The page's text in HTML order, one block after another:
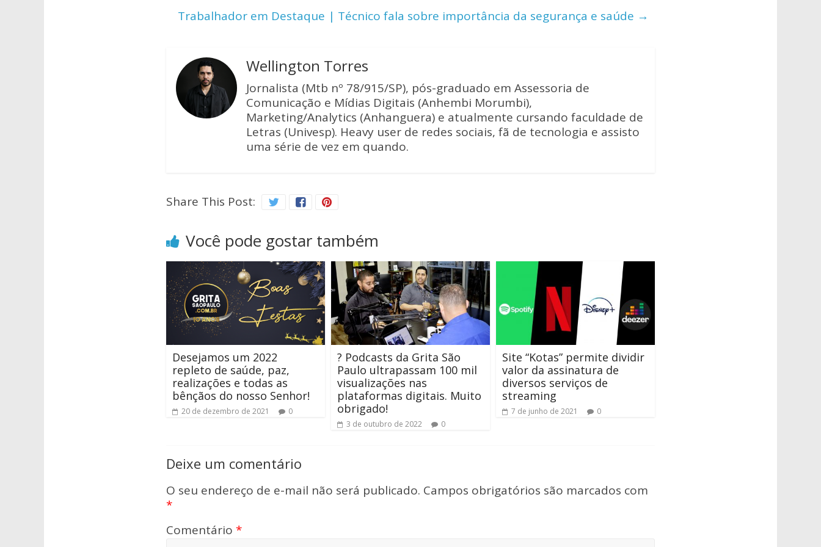
p o n
Trabalhador em Destaque | Técnico fala sobre importância da segurança e saúde →
Wellington Torres
Jornalista (Mtb nº 78/915/SP), pós-graduado em Assessoria de
Comunicação e Mídias Digitais (Anhembi Morumbi),
Marketing/Analytics (Anhanguera) e atualmente cursando faculdade de
Letras (Univesp). Heavy user de redes sociais, fã de tecnologia e assisto
uma série de vez em quando.
Share This Post:
Você pode gostar também
Desejamos um 2022
repleto de saúde, paz,
realizações e todas as
bênçãos do nosso Senhor!
20 de dezembro de 2021 0
? Podcasts da Grita São
Paulo ultrapassam 100 mil
visualizações nas
plataformas digitais. Muito
obrigado!
3 de outubro de 2022 0
Site “Kotas” permite dividir
valor da assinatura de
diversos serviços de
streaming
7 de junho de 2021 0
Deixe um comentário
O seu endereço de e-mail não será publicado. Campos obrigatórios são marcados com
*
Comentário *